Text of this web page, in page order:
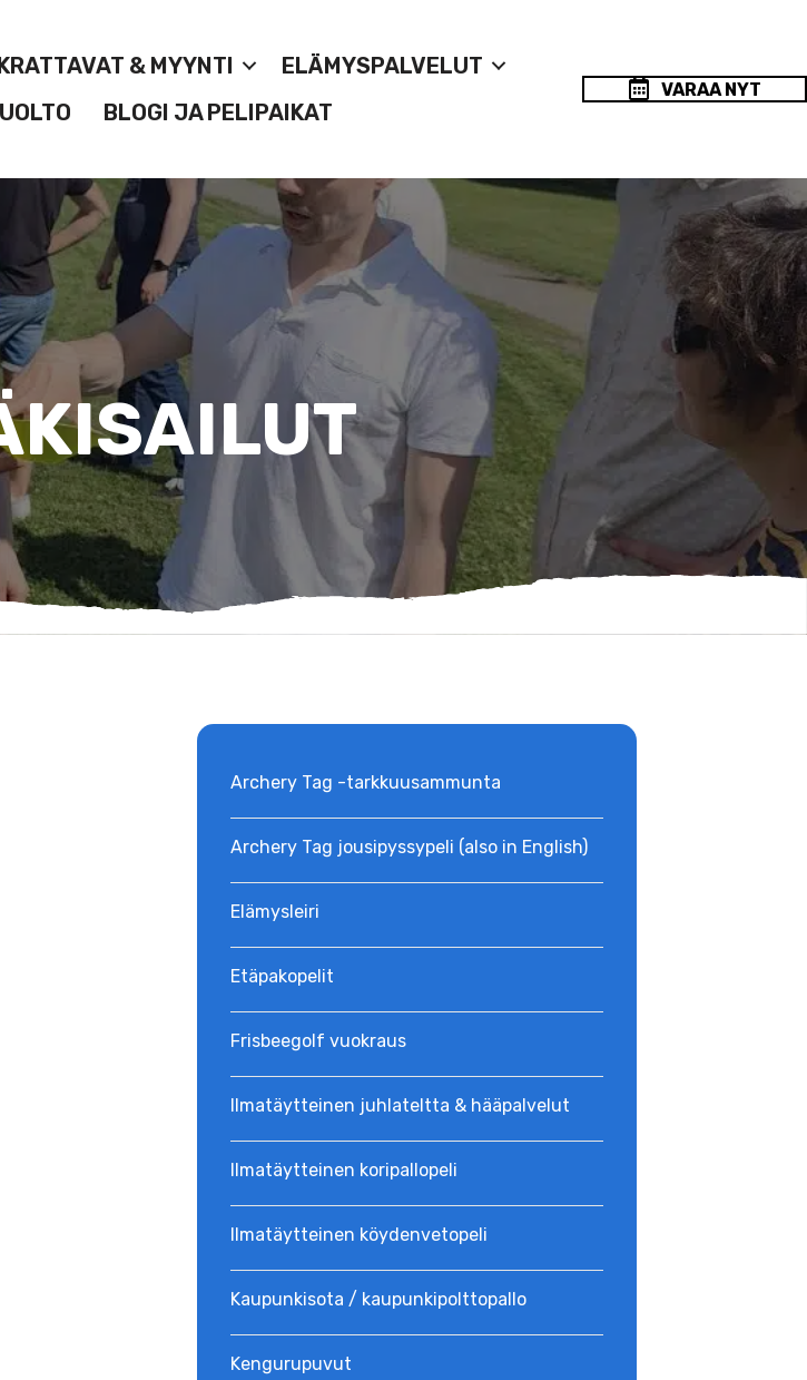
& MYYNTI
ELÄMYSPALVELUT
BLOGI JA PELIPAIKAT
VARAA NYT
Archery Tag -tarkkuusammunta
Archery Tag jousipyssypeli (also in English)
Elämysleiri
Etäpakopelit
Frisbeegolf vuokraus
Ilmatäytteinen juhlateltta & hääpalvelut
Ilmatäytteinen koripallopeli
Ilmatäytteinen köydenvetopeli
Kaupunkisota / kaupunkipolttopallo
Kengurupuvut